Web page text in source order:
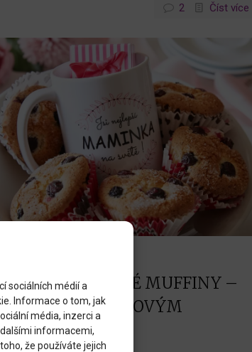
sociálních médií a
Informace o tom, jak
média, inzerci a
informacemi,
že používáte jejich
2 Číst více
ŠPANĚLSKÉ MUFFINY –
S DÁRKOVÝM